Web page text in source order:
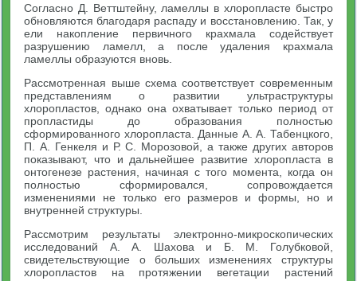
Согласно Д. Веттштейну, ламеллы в хлоропласте быстро
обновляются благодаря распаду и восстановлению. Так, у
ели накопление первичного крахмала содействует
разрушению ламелл, а после удаления крахмала
ламеллы образуются вновь.
Рассмотренная выше схема соответствует современным
представлениям о развитии ультраструктуры
хлоропластов, однако она охватывает только период от
пропластиды до образования полностью
сформированного хлоропласта. Данные А. А. Табенцкого,
П. А. Генкеля и Р. С. Морозовой, а также других авторов
показывают, что и дальнейшее развитие хлоропласта в
онтогенезе растения, начиная с того момента, когда он
полностью сформировался, сопровождается
изменениями не только его размеров и формы, но и
внутренней структуры.
Рассмотрим результаты электронно-микроскопических
исследований А. А. Шахова и Б. М. Голубковой,
свидетельствующие о больших изменениях структуры
хлоропластов на протяжении вегетации растений